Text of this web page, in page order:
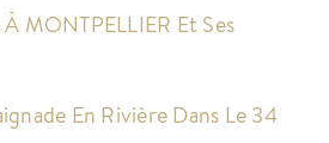
MONTPELLIER Et Ses
En Rivière Dans Le 34